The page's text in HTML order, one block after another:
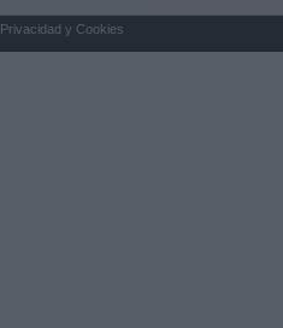
Privacidad y Cookies